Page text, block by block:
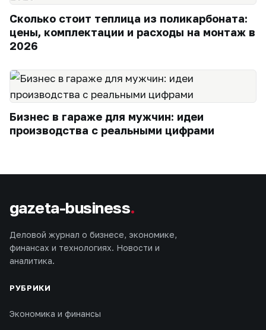
Сколько стоит теплица из поликарбоната:
цены, комплектации и расходы на монтаж в
2026
Бизнес в гараже для мужчин: идеи
производства с реальными цифрами
gazeta-business.
Деловой журнал о бизнесе, экономике,
финансах и технологиях. Новости и
аналитика.
РУБРИКИ
Экономика и финансы